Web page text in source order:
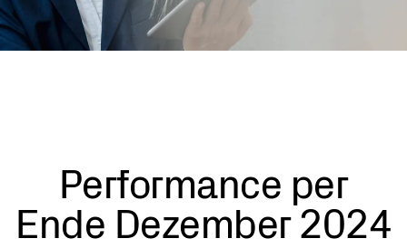
Performance per
Ende Dezember 2024